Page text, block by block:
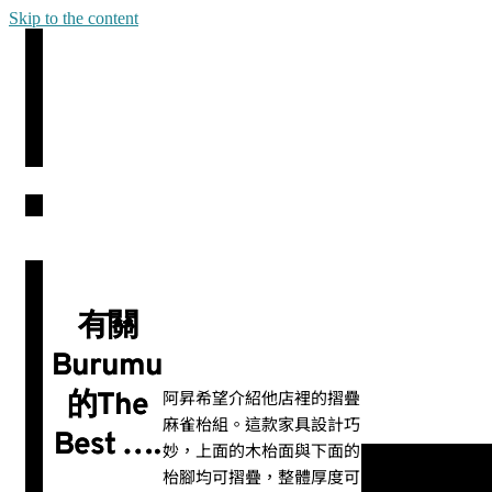
Skip to the content
有關
Burumu
的The
Best ….
阿昇希望介紹他店裡的摺疊
麻雀枱組。這款家具設計巧
妙，上面的木枱面與下面的
枱腳均可摺疊，整體厚度可